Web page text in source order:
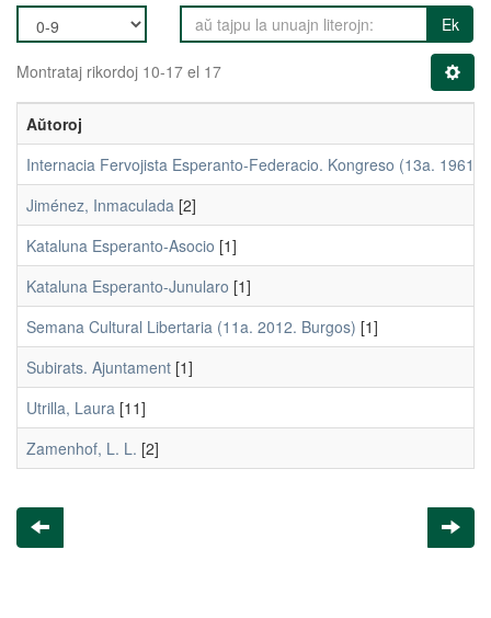
Ek
Montrataj rikordoj 10-17 el 17
Aŭtoroj
Internacia Fervojista Esperanto-Federacio. Kongreso (13a. 1961.
Jiménez, Inmaculada [2]
Kataluna Esperanto-Asocio [1]
Kataluna Esperanto-Junularo [1]
Semana Cultural Libertaria (11a. 2012. Burgos) [1]
Subirats. Ajuntament [1]
Utrilla, Laura [11]
Zamenhof, L. L. [2]